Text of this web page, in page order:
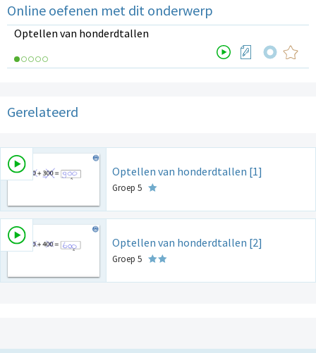
Online oefenen met dit onderwerp
Optellen van honderdtallen
Gerelateerd
Optellen van honderdtallen [1]
Groep 5
Optellen van honderdtallen [2]
Groep 5